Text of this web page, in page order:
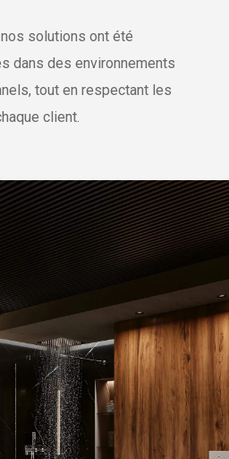
solutions ont été
dans des environnements
tout en respectant les
client.